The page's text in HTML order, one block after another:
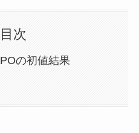
目次
の初値結果